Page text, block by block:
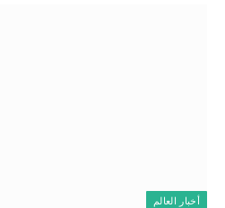
أخبار العالم